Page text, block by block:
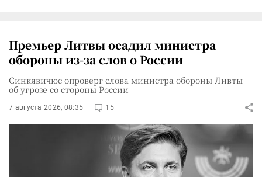
Премьер Литвы осадил министра
обороны из-за слов о России
Синкявичюс опроверг слова министра обороны Ливты
об угрозе со стороны России
7 августа 2026, 08:35 15